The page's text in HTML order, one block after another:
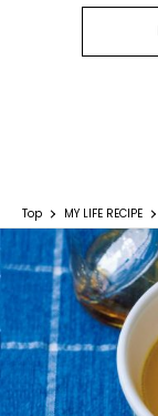
Top MY LIFE RECIPE